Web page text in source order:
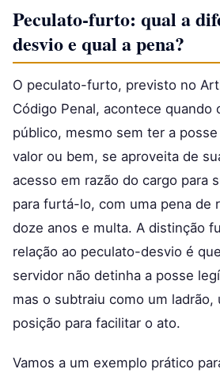
Peculato-furto: qual a
desvio e qual a pena?
O peculato-furto, previsto no
Código Penal, acontece quando
público, mesmo sem ter a
valor ou bem, se aproveita de
acesso em razão do cargo para
para furtá-lo, com uma pena de
doze anos e multa. A distinção
relação ao peculato-desvio é
servidor não detinha a posse
mas o subtraiu como um ladrão,
posição para facilitar o ato.
Vamos a um exemplo prático